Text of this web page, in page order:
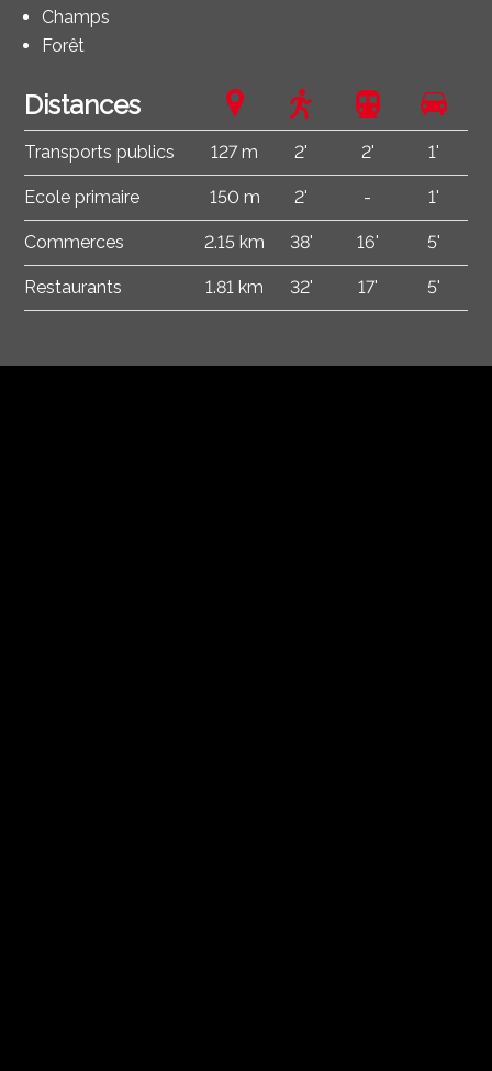
Champs
Forêt
Distances
Transports publics 127 m 2' 2' 1'
Ecole primaire 150 m 2' - 1'
Commerces 2.15 km 38' 16' 5'
Restaurants 1.81 km 32' 17' 5'